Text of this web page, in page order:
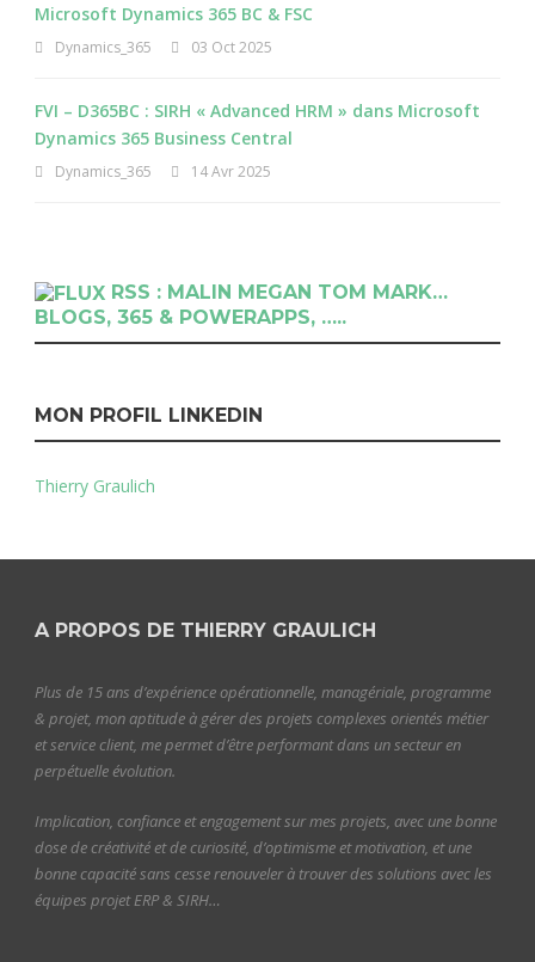
Microsoft Dynamics 365 BC & FSC
Dynamics_365 03 Oct 2025
FVI – D365BC : SIRH « Advanced HRM » dans Microsoft
Dynamics 365 Business Central
Dynamics_365 14 Avr 2025
RSS : MALIN MEGAN TOM MARK…
BLOGS, 365 & POWERAPPS, …..
MON PROFIL LINKEDIN
Thierry Graulich
A PROPOS DE THIERRY GRAULICH
Plus de 15 ans d’expérience opérationnelle, managériale, programme
& projet, mon aptitude à gérer des projets complexes orientés métier
et service client, me permet d’être performant dans un secteur en
perpétuelle évolution.
Implication, confiance et engagement sur mes projets, avec une bonne
dose de créativité et de curiosité, d’optimisme et motivation, et une
bonne capacité sans cesse renouveler à trouver des solutions avec les
équipes projet ERP & SIRH…